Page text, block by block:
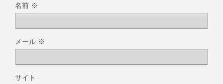
名前 ※
メール ※
サイト